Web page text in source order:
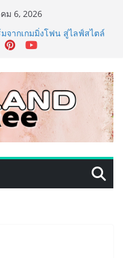
ม 6, 2026
สำนักงานมุมไบ เดินหน้า
ก Team Thailand ขยาย
ผลักดันไทยสู่ Top of Mind
จากเกมมิ่งโฟน สู่ไลฟ์สไตล์
แลนมาร์คใหม่กลางสถานี
ดเริ่มต้นครั้งสำคัญ
นิปปอนเพนต์ผนึก 6 พันธ
เปิดตัว “NIPPON PAINT
ยผลิตภัณฑ์คุณภาพและ
“เพจอีจัน” ส่งมอบ โรงเรียน
ะบบนิเวศธุรกิจ หนุน SME